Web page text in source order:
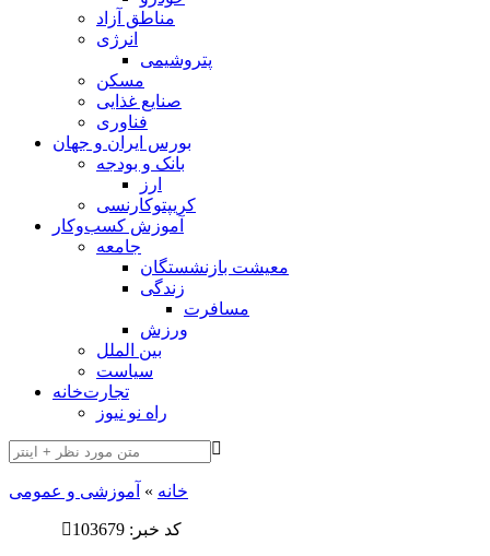
مناطق آزاد
انرژی
پتروشیمی
مسکن
صنایع غذایی
فناوری
بورس ایران و جهان
بانک و بودجه
ارز
کریپتوکارنسی
آموزش کسب‌وکار
جامعه
معیشت بازنشستگان
زندگی
مسافرت
ورزش
بین الملل
سیاست
تجارت‌خانه
راه نو نیوز
خانه » آموزشی و عمومی
کد خبر: 103679